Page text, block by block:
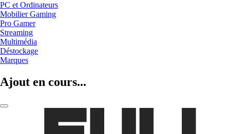
PC et Ordinateurs
Mobilier Gaming
Pro Gamer
Streaming
Multimédia
Déstockage
Marques
Ajout en cours...